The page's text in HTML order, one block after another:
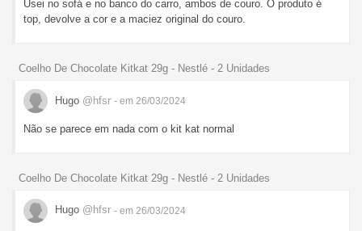
Usei no sofá e no banco do carro, ambos de couro. O produto é
top, devolve a cor e a maciez original do couro.
Coelho De Chocolate Kitkat 29g - Nestlé - 2 Unidades
Hugo @hfsr - em 26/03/2024
Não se parece em nada com o kit kat normal
Coelho De Chocolate Kitkat 29g - Nestlé - 2 Unidades
Hugo @hfsr - em 26/03/2024